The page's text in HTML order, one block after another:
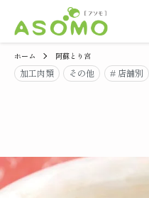
ホーム 阿蘇とり宮
加工肉類 その他 # 店舗別